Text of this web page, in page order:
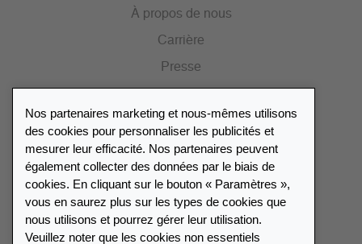
À propos de nous
Carrière
Presse
Portail des revendeurs
Répertoire des revendeurs
Trouver Leuchtturm
Nos partenaires marketing et nous-mêmes utilisons
des cookies pour personnaliser les publicités et
mesurer leur efficacité. Nos partenaires peuvent
également collecter des données par le biais de
cookies. En cliquant sur le bouton « Paramètres »,
vous en saurez plus sur les types de cookies que
nous utilisons et pourrez gérer leur utilisation.
Veuillez noter que les cookies non essentiels